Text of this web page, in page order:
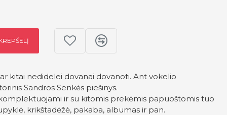
kitai nedidelei dovanai dovanoti. Ant vokelio
Sandros Senkės piešinys.
ir su kitomis prekėmis papuoštomis tuo
krikštadėžė, pakaba, albumas ir pan.